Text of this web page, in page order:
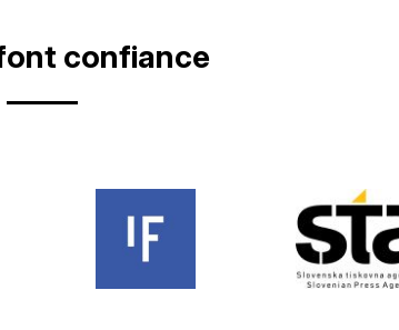
confiance